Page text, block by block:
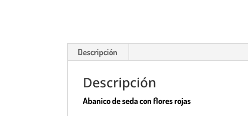
Descripción
Descripción
Abanico de seda con flores rojas